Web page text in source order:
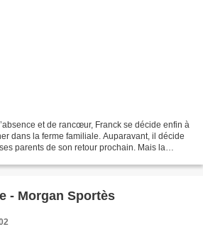
et de rancœur, Franck se décide enfin à
dans la ferme familiale. Auparavant, il décide
parents de son retour prochain. Mais la
- Morgan Sportès